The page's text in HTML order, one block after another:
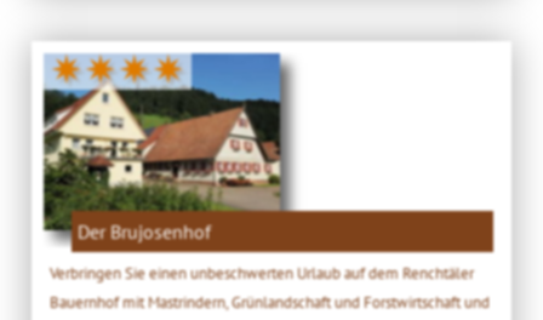
✷✷✷✷
Der Brujosenhof
Verbringen Sie einen unbeschwerten Urlaub auf dem Renchtäler
Bauernhof mit Mastrindern, Grünlandschaft und Forstwirtschaft und